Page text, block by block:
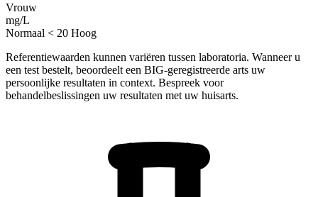
Vrouw
mg/L
Normaal < 20 Hoog
Referentiewaarden kunnen variëren tussen laboratoria. Wanneer u
een test bestelt, beoordeelt een BIG-geregistreerde arts uw
persoonlijke resultaten in context. Bespreek voor
behandelbeslissingen uw resultaten met uw huisarts.